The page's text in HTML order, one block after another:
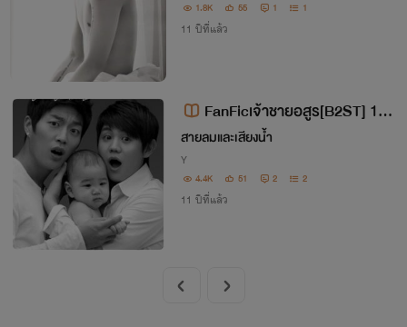
1.8K 55 1 1
11 ปีที่แล้ว
FanFicเจ้าชายอสูร[B2ST] 18+
(yaoi)
สายลมและเสียงน้ำ
Y
4.4K 51 2 2
11 ปีที่แล้ว